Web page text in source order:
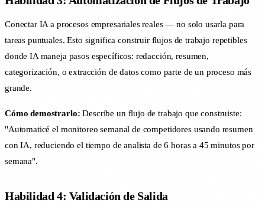
Conectar IA a procesos empresariales reales — no solo usarla para
tareas puntuales. Esto significa construir flujos de trabajo repetibles
donde IA maneja pasos específicos: redacción, resumen,
categorización, o extracción de datos como parte de un proceso más
grande.
Cómo demostrarlo: Describe un flujo de trabajo que construiste:
"Automaticé el monitoreo semanal de competidores usando resumen
con IA, reduciendo el tiempo de analista de 6 horas a 45 minutos por
semana".
Habilidad 4: Validación de Salida